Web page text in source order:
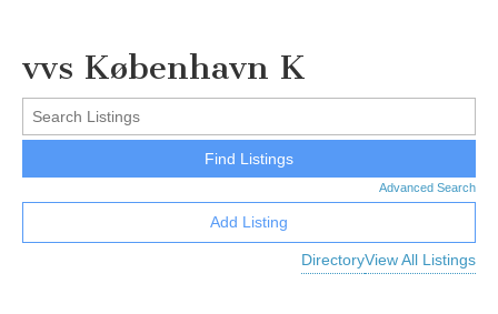
vvs København K
Advanced Search
DirectoryView All Listings
Add Listing